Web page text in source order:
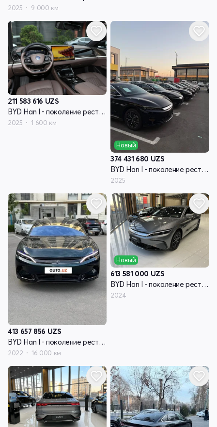
2025 9 000 км
211 583 616 UZS
BYD Han I - поколение рестайлинг
2025 1 600 км
Новый
374 431 680 UZS
BYD Han I - поколение рестайлинг
2025
413 657 856 UZS
BYD Han I - поколение рестайлинг
2022 16 000 км
Новый
613 581 000 UZS
BYD Han I - поколение рестайлинг
2024